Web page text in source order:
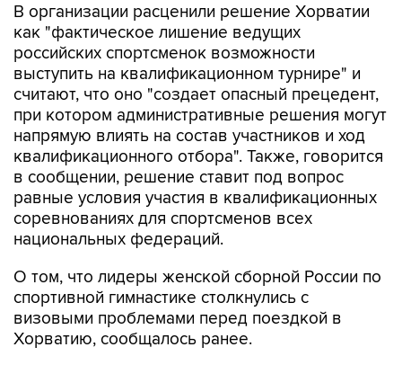
В организации расценили решение Хорватии
как "фактическое лишение ведущих
российских спортсменок возможности
выступить на квалификационном турнире" и
считают, что оно "создает опасный прецедент,
при котором административные решения могут
напрямую влиять на состав участников и ход
квалификационного отбора". Также, говорится
в сообщении, решение ставит под вопрос
равные условия участия в квалификационных
соревнованиях для спортсменов всех
национальных федераций.
О том, что лидеры женской сборной России по
спортивной гимнастике столкнулись с
визовыми проблемами перед поездкой в
Хорватию, сообщалось ранее.